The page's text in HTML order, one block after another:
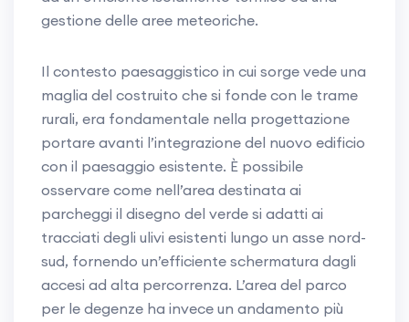
gestione delle aree meteoriche.
Il contesto paesaggistico in cui sorge vede una
maglia del costruito che si fonde con le trame
rurali, era fondamentale nella progettazione
portare avanti l’integrazione del nuovo edificio
con il paesaggio esistente. È possibile
osservare come nell’area destinata ai
parcheggi il disegno del verde si adatti ai
tracciati degli ulivi esistenti lungo un asse nord-
sud, fornendo un’efficiente schermatura dagli
accesi ad alta percorrenza. L’area del parco
per le degenze ha invece un andamento più